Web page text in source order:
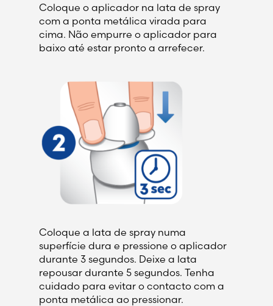
Coloque o aplicador na lata de spray
com a ponta metálica virada para
cima. Não empurre o aplicador para
baixo até estar pronto a arrefecer.
Coloque a lata de spray numa
superfície dura e pressione o aplicador
durante 3 segundos. Deixe a lata
repousar durante 5 segundos. Tenha
cuidado para evitar o contacto com a
ponta metálica ao pressionar.